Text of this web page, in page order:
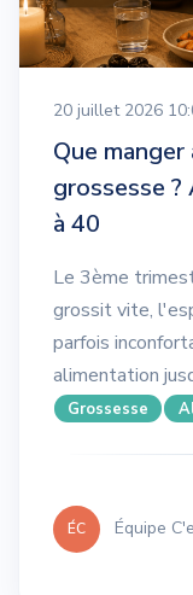
20 juillet 2026
Que
grossesse
à 40
Le 3ème
grossit vite,
parfois
alimentation
Grossesse
ÉC Équipe